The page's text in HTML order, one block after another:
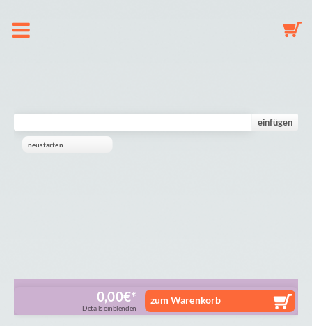
Indkøbskurv
einfügen
neustarten
0,00€
Details einblenden
zum Warenkorb